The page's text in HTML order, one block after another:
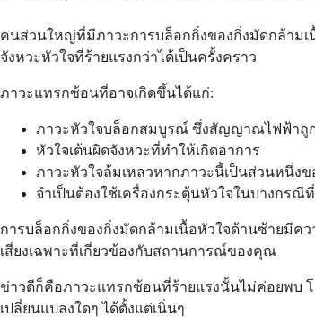
คนส่วนใหญ่ที่มีภาวะการบล็อกกิ่งของกิ่งมัดกล้ามเ
จังหวะหัวใจที่ร้ายแรงกว่าได้เป็นครั้งคราว
ภาวะแทรกซ้อนที่อาจเกิดขึ้นได้แก่:
ภาวะหัวใจบล็อกสมบูรณ์ ซึ่งสัญญาณไฟฟ้าถูก
หัวใจเต้นผิดจังหวะที่ทำให้เกิดอาการ
ภาวะหัวใจล้มเหลวหากภาวะนี้เป็นส่วนหนึ่ง
จำเป็นต้องใช้เครื่องกระตุ้นหัวใจในบางกรณี
การบล็อกกิ่งของกิ่งมัดกล้ามเนื้อหัวใจด้านซ้ายมีค
เสี่ยงเฉพาะที่เกี่ยวข้องกับสถานการณ์ของคุณ
ข่าวดีก็คือภาวะแทรกซ้อนที่ร้ายแรงนั้นไม่ค่อยพบ โ
เปลี่ยนแปลงใดๆ ได้ตั้งแต่เนิ่นๆ